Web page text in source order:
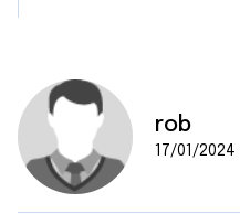
rob
17/01/